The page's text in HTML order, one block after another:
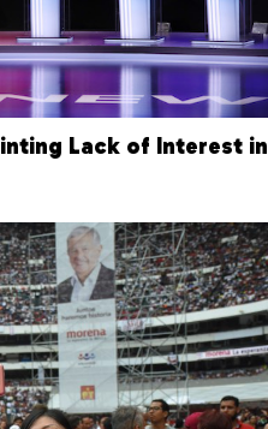
Lack of Interest in